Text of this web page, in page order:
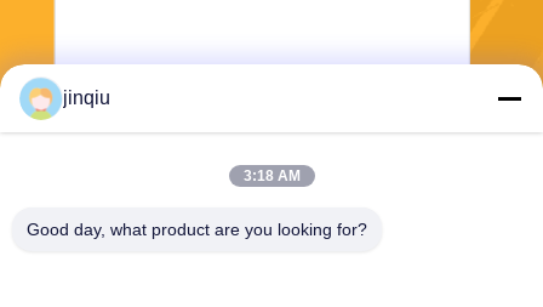
jinqiu
3:18 AM
Good day, what product are you looking for?